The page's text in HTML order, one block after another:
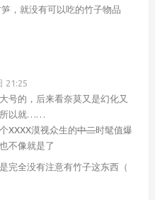
，就没有可以吃的竹子物品
21:25
号的，后来看奈莫又是幻化又
以就……
XXXX漠视众生的中二时髦值爆
不像就是了
完全没有注意有竹子这东西（